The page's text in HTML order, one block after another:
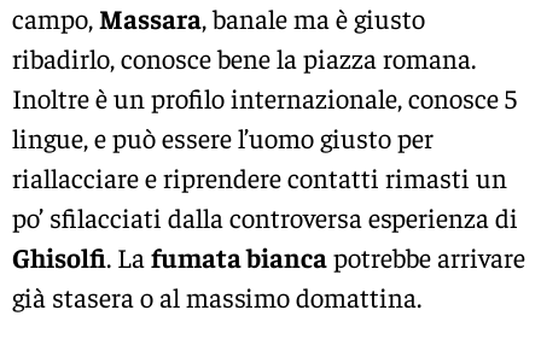
campo, Massara, banale ma è giusto
ribadirlo, conosce bene la piazza romana.
Inoltre è un profilo internazionale, conosce 5
lingue, e può essere l’uomo giusto per
riallacciare e riprendere contatti rimasti un
po’ sfilacciati dalla controversa esperienza di
Ghisolfi. La fumata biancapotrebbe arrivare
già stasera o al massimo domattina.